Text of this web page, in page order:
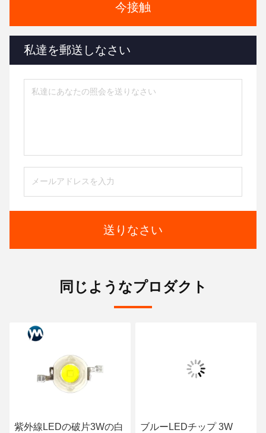
今接触
私達を郵送しなさい
送りなさい
同じようなプロダクト
紫外線LEDの破片3Wの白
ブルーLEDチップ 3W